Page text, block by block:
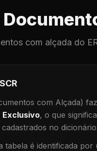
com alçada do
SCR
com Alçada)
Exclusivo, o que
cadastrados no
tabela é identificada